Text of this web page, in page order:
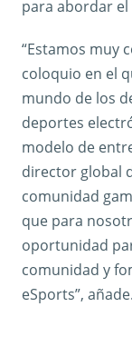
para abordar
“Estamos muy
coloquio en el
mundo de los
deportes
modelo de
director global
comunidad
que para
oportunidad
comunidad y
eSports”, añade.